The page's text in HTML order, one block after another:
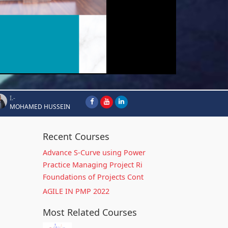
I.-
MOHAMED HUSSEIN
Recent Courses
Advance S-Curve using Power
Practice Managing Project Ri
Foundations of Projects Cont
AGILE IN PMP 2022
Most Related Courses